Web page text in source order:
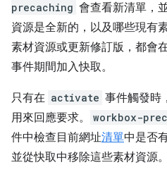
precaching 會查看新清單，
資源是全新的，以及哪些現有
素材資源或更新修訂版，都會
事件期間加入快取。
只有在 activate 事件觸發時
用來回應要求。
workbox-
件中檢查目前網址清單中是否
並從快取中移除這些素材資源。